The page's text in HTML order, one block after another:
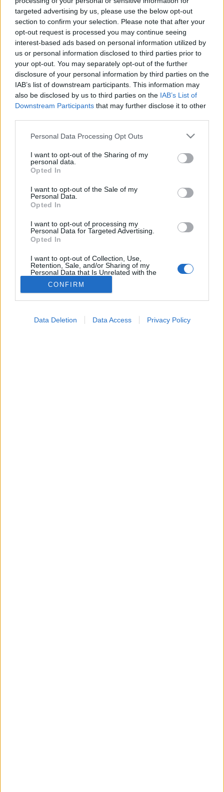
targeted advertising by us, please use the below opt-out
section to confirm your selection. Please note that after your
opt-out request is processed you may continue seeing
interest-based ads based on personal information utilized by
us or personal information disclosed to third parties prior to
your opt-out. You may separately opt-out of the further
disclosure of your personal information by third parties on the
IAB’s list of downstream participants. This information may
also be disclosed by us to third parties on the IAB’s List of
Downstream Participants that may further disclose it to other
Please note that this website/app uses one or more Google
not limited to your visit or usage behaviour. You may click to
grant or deny consent to Google and its third-party tags to
use your data for below specified purposes in below Google
consent section.
Personal Data Processing Opt Outs
I want to opt-out of the Sharing of my
personal data.
Opted In
I want to opt-out of the Sale of my
Personal Data.
Opted In
I want to opt-out of processing my
Personal Data for Targeted Advertising.
Opted In
I want to opt-out of Collection, Use,
Retention, Sale, and/or Sharing of my
Personal Data that Is Unrelated with the
Purposes for which it was collected.
Opted Out
CONFIRM
Data Deletion Data Access Privacy Policy
Kisállatok egészsége
#allergia #influenza#cukorbetegség
#orvosmeteorológia#vérnyomás#stroke#rákbetegség
#pajzsmirigy#reflux#ekcéma#herpesz
Regisztráció
Alvás